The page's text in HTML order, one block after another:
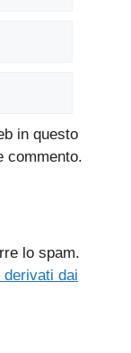
in questo
commento.
lo spam.
derivati dai